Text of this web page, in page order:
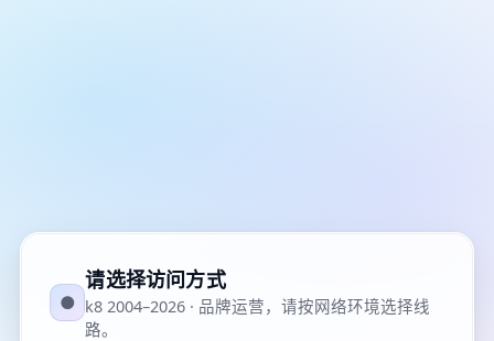
●
请选择访问方式
k8 2004–2026 · 品牌运营，请按网络环境选择线
路。